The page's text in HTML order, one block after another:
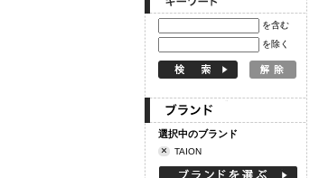
を含む
を除く
選択中のブランド
× TAION